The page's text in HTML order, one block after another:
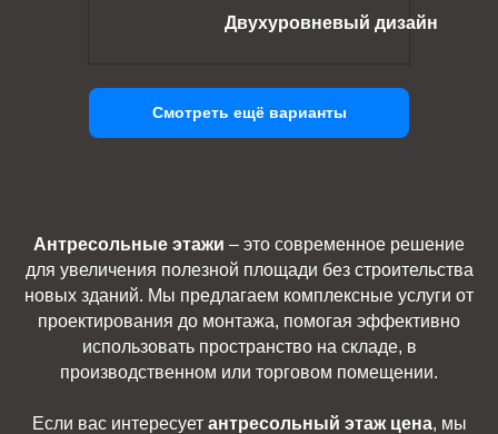
Двухуровневый дизайн
Смотреть ещё варианты
Антресольные этажи – это современное решение
для увеличения полезной площади без строительства
новых зданий. Мы предлагаем комплексные услуги от
проектирования до монтажа, помогая эффективно
использовать пространство на складе, в
производственном или торговом помещении.
Если вас интересует антресольный этаж цена, мы